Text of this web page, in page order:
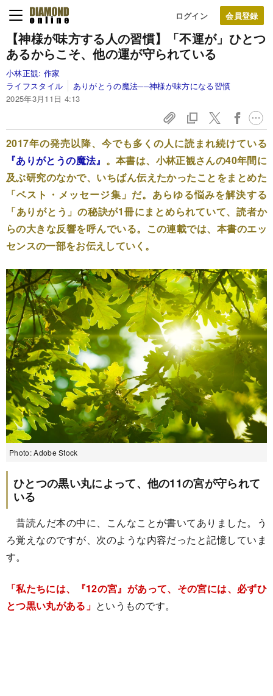
ログイン
【神様が味方する人の習慣】「不運が」ひとつ
あるからこそ、他の運が守られている
小林正観: 作家
ライフスタイル
ありがとうの魔法──神様が味方になる習慣
2025年3月11日 4:13
2017年の発売以降、今でも多くの人に読まれ続けている
『ありがとうの魔法』 。本書は、小林正観さんの40年間に
及ぶ研究のなかで、いちばん伝えたかったことをまとめた
「ベスト・メッセージ集」だ。あらゆる悩みを解決する
「ありがとう」の秘訣が1冊にまとめられていて、読者か
らの大きな反響を呼んでいる。この連載では、本書のエッ
センスの一部をお伝えしていく。
Photo: Adobe Stock
ひとつの黒い丸によって、他の11の宮が守られて
いる
昔読んだ本の中に、こんなことが書いてありました。う
ろ覚えなのですが、次のような内容だったと記憶していま
す。
「私たちには、『12の宮』があって、その宮には、必ずひ
とつ黒い丸がある」 というものです。